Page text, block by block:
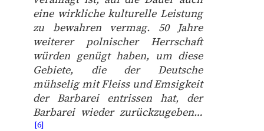
eine wirkliche kulturelle Leistung
zu bewahren vermag. 50 Jahre
weiterer polnischer Herrschaft
würden genügt haben, um diese
Gebiete, die der Deutsche
mühselig mit Fleiss und Emsigkeit
der Barbarei entrissen hat, der
Barbarei wieder zurückzugeben…
[6]